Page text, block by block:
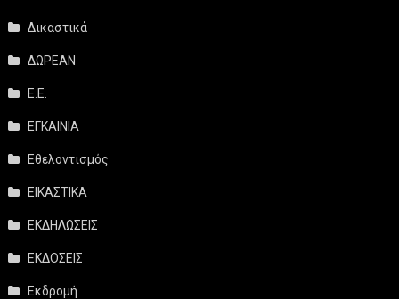
Δικαστικά
ΔΩΡΕΑΝ
Ε.Ε.
ΕΓΚΑΙΝΙΑ
Εθελοντισμός
ΕΙΚΑΣΤΙΚΑ
ΕΚΔΗΛΩΣΕΙΣ
ΕΚΔΟΣΕΙΣ
Εκδρομή